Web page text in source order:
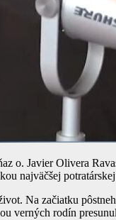
o. Javier Olivera
najväčšej potratárskej
Na začiatku
verných rodín